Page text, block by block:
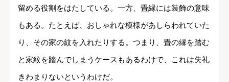
留める役割をはたしている。一方、畳縁には装飾の意味
もある。たとえば、おしゃれな模様があしらわれていた
り、その家の紋を入れたりする。つまり、畳の縁を踏む
と家紋を踏んでしまうケースもあるわけで、これは失礼
きわまりないというわけだ。